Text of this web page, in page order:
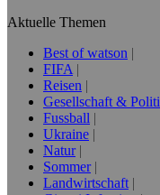
Aktuelle Themen
Best of watson
FIFA
Reisen
Gesellschaft &
Fussball
Ukraine
Natur
Sommer
Landwirtschaft